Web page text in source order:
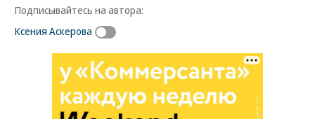
Подписывайтесь на автора:
Ксения Аскерова